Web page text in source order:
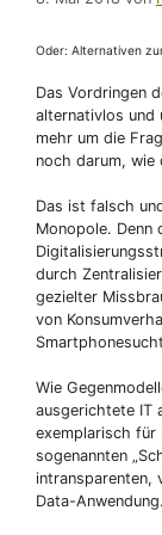
Oder: Alternativen
Das Vordringen
alternativlos und
mehr um die
noch darum, wie
Das ist falsch
Monopole. Denn
durch
gezielter
von
Wie
ausgerichtete IT
exemplarisch für
sogenannten
intransparenten,
Data-Anwendung.